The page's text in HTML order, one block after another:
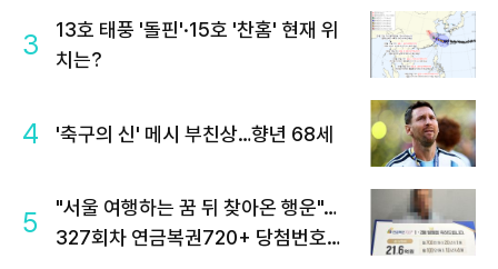
3
13호 태풍 '돌핀'·15호 '찬홈' 현재 위
치는?
4 '축구의 신' 메시 부친상…향년 68세
5
"서울 여행하는 꿈 뒤 찾아온 행운"…
327회차 연금복권720+ 당첨번호조